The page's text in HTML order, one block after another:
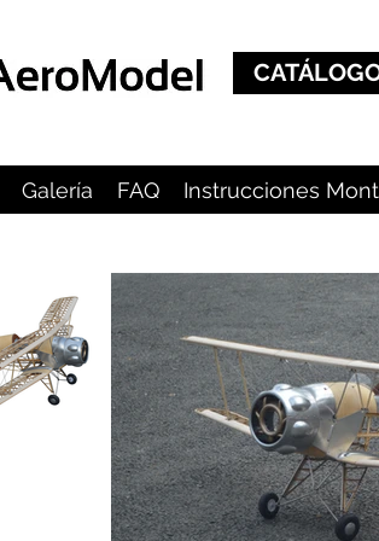
Galería FAQ Instrucciones